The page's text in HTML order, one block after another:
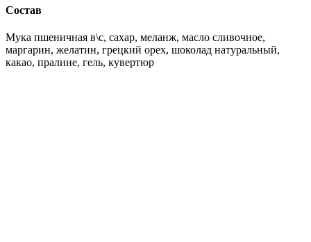
Состав
Мука пшеничная в\с, сахар, меланж, масло сливочное,
маргарин, желатин, грецкий орех, шоколад натуральный,
какао, пралине, гель, кувертюр